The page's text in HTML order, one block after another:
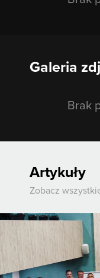
Galeria
Brak
Artykuły
Zobacz